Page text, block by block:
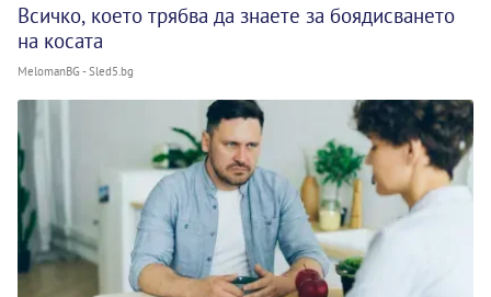
Всичко, което трябва да знаете за боядисването
на косата
MelomanBG - Sled5.bg